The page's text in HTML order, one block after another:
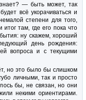
— быть может, так
всё укорачиваться и
степени для того,
там, где его пока что
ну скажем, хороший
день рождения:
вопроса и с текущими
но это было бы слишком
личными, так и просто
бы, не связан, но они
некими ориентирами.